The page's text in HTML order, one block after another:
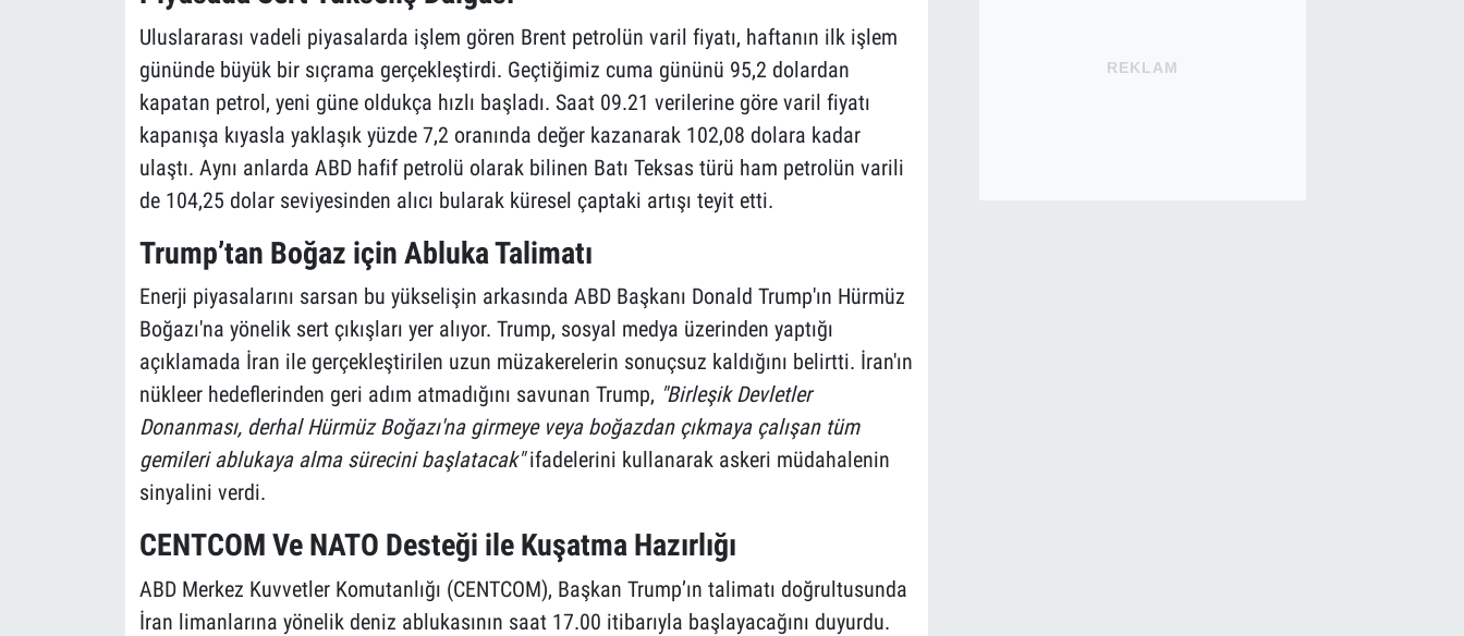
Uluslararası vadeli piyasalarda işlem gören Brent petrolün varil fiyatı, haftanın ilk işlem
gününde büyük bir sıçrama gerçekleştirdi. Geçtiğimiz cuma gününü 95,2 dolardan
kapatan petrol, yeni güne oldukça hızlı başladı. Saat 09.21 verilerine göre varil fiyatı
kapanışa kıyasla yaklaşık yüzde 7,2 oranında değer kazanarak 102,08 dolara kadar
ulaştı. Aynı anlarda ABD hafif petrolü olarak bilinen Batı Teksas türü ham petrolün varili
de 104,25 dolar seviyesinden alıcı bularak küresel çaptaki artışı teyit etti.
Trump’tan Boğaz için Abluka Talimatı
Enerji piyasalarını sarsan bu yükselişin arkasında ABD Başkanı Donald Trump'ın Hürmüz
Boğazı'na yönelik sert çıkışları yer alıyor. Trump, sosyal medya üzerinden yaptığı
açıklamada İran ile gerçekleştirilen uzun müzakerelerin sonuçsuz kaldığını belirtti. İran'ın
nükleer hedeflerinden geri adım atmadığını savunan Trump, "Birleşik Devletler
Donanması, derhal Hürmüz Boğazı'na girmeye veya boğazdan çıkmaya çalışan tüm
gemileri ablukaya alma sürecini başlatacak"ifadelerini kullanarak askeri müdahalenin
sinyalini verdi.
CENTCOM Ve NATO Desteği ile Kuşatma Hazırlığı
ABD Merkez Kuvvetler Komutanlığı (CENTCOM), Başkan Trump’ın talimatı doğrultusunda
İran limanlarına yönelik deniz ablukasının saat 17.00 itibarıyla başlayacağını duyurdu.
REKLAM